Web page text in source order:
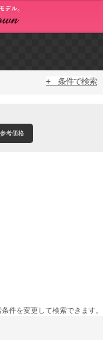
+ 条件で検索
参考価格
件を変更して検索できます。